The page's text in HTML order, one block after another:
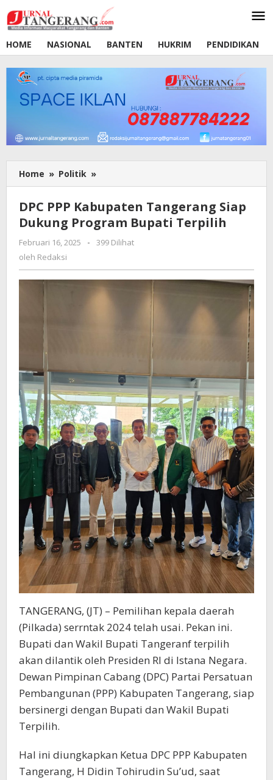
ke
konten
HOME
NASIONAL BANTEN HUKRIM PENDIDIKAN
Home » Politik »
PPP
Tangerang
Siap
Dukung
DPC PPP Kabupaten Tangerang Siap
Dukung Program Bupati Terpilih
Februari 16, 2025
oleh
-
399 Dilihat
oleh Redaksi
TANGERANG, (JT) – Pemilihan kepala daerah
(Pilkada) serrntak 2024 telah usai. Pekan ini.
Bupati dan Wakil Bupati Tangeranf terpilih
akan dilantik oleh Presiden RI di Istana Negara.
Dewan Pimpinan Cabang (DPC) Partai Persatuan
Pembangunan (PPP) Kabupaten Tangerang, siap
bersinergi dengan Bupati dan Wakil Bupati
Terpilih.
Hal ini diungkapkan Ketua DPC PPP Kabupaten
Tangerang, H Didin Tohirudin Su’ud, saat